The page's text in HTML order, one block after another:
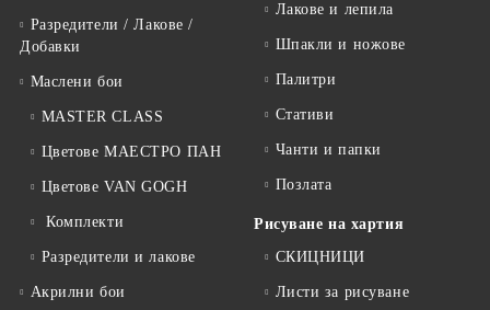
Разредители / Лакове /
Добавки
Маслени бои
MASTER CLASS
Цветове МАЕСТРО ПАН
Цветове VAN GOGH
Комплекти
Разредители и лакове
Акрилни бои
Лакове и лепила
Шпакли и ножове
Палитри
Стативи
Чанти и папки
Позлата
Рисуване на хартия
СКИЦНИЦИ
Листи за рисуване